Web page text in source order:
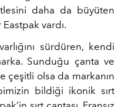
daha da büyüten
vardı.
sürdüren, kendi
Sunduğu çanta ve
çeşitli olsa da markanın
bildiği ikonik sırt